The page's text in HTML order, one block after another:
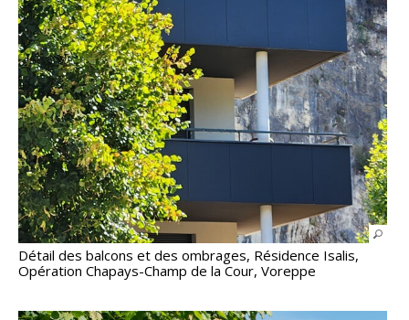
Détail des balcons et des ombrages, Résidence Isalis,
Opération Chapays-Champ de la Cour, Voreppe